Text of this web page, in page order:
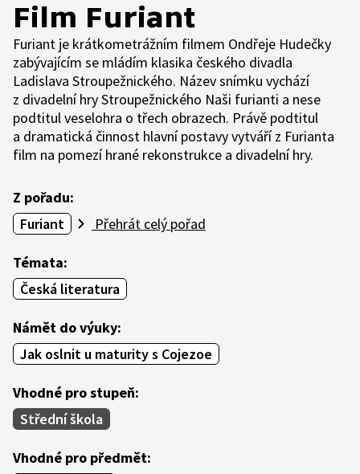
Film Furiant
Furiant je krátkometrážním filmem Ondřeje Hudečky
zabývajícím se mládím klasika českého divadla
Ladislava Stroupežnického. Název snímku vychází
z divadelní hry Stroupežnického Naši furianti a nese
podtitul veselohra o třech obrazech. Právě podtitul
a dramatická činnost hlavní postavy vytváří z Furianta
film na pomezí hrané rekonstrukce a divadelní hry.
Z pořadu:
Furiant
Přehrát celý pořad
Témata:
Česká literatura
Námět do výuky:
Jak oslnit u maturity s Cojezoe
Vhodné pro stupeň:
Střední škola
Vhodné pro předmět: